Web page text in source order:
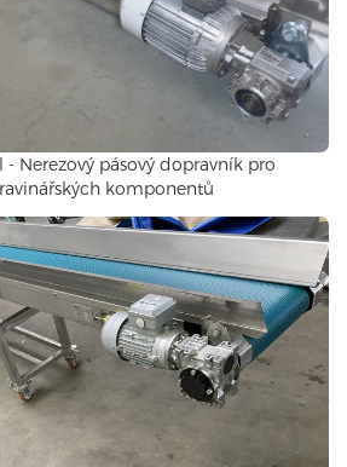
- Nerezový pásový dopravník pro
komponentů